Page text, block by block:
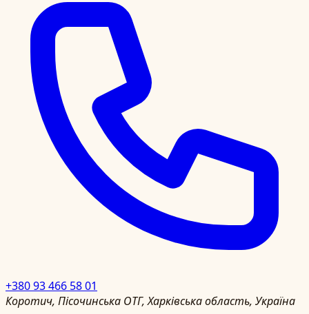
+380 93 466 58 01
Коротич, Пісочинська ОТГ, Харківська область, Україна